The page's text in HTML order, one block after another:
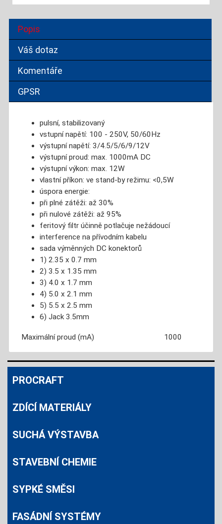
Popis
Váš dotaz
Komentáře
GPSR
pulsní, stabilizovaný
vstupní napětí: 100 - 250V, 50/60Hz
výstupní napětí: 3/4.5/5/6/9/12V
výstupní proud: max. 1000mA DC
výstupní výkon: max. 12W
vlastní příkon: ve stand-by režimu: <0,5W
úspora energie:
při plné zátěži: až 30%
při nulové zátěži: až 95%
feritový filtr účinně potlačuje nežádoucí
interference na přívodním kabelu
sada výměnných DC konektorů
1) 2.35 x 0.7 mm
2) 3.5 x 1.35 mm
3) 4.0 x 1.7 mm
4) 5.0 x 2.1 mm
5) 5.5 x 2.5 mm
6) Jack 3.5mm
Maximální proud (mA) 1000
PROCRAFT
ZDÍCÍ MATERIÁLY
SUCHÁ VÝSTAVBA
STAVEBNÍ CHEMIE
SYPKÉ SMĚSI
FASÁDNÍ SYSTÉMY